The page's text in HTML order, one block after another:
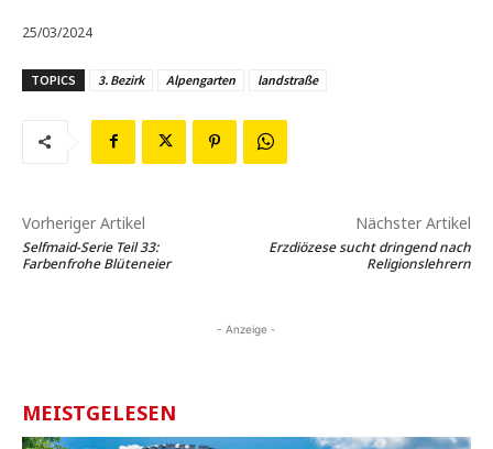
25/03/2024
TOPICS 3. Bezirk Alpengarten landstraße
Vorheriger Artikel
Selfmaid-Serie Teil 33:
Farbenfrohe Blüteneier
Nächster Artikel
Erzdiözese sucht dringend nach
Religionslehrern
- Anzeige -
MEISTGELESEN